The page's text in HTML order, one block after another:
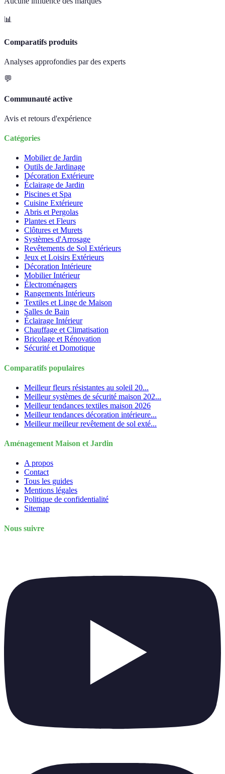
📊
Comparatifs produits
Analyses approfondies par des experts
💬
Communauté active
Avis et retours d'expérience
Catégories
Mobilier de Jardin
Outils de Jardinage
Décoration Extérieure
Éclairage de Jardin
Piscines et Spa
Cuisine Extérieure
Abris et Pergolas
Plantes et Fleurs
Clôtures et Murets
Systèmes d'Arrosage
Revêtements de Sol Extérieurs
Jeux et Loisirs Extérieurs
Décoration Intérieure
Mobilier Intérieur
Électroménagers
Rangements Intérieurs
Textiles et Linge de Maison
Salles de Bain
Éclairage Intérieur
Chauffage et Climatisation
Bricolage et Rénovation
Sécurité et Domotique
Comparatifs populaires
Meilleur fleurs résistantes au soleil 20...
Meilleur systèmes de sécurité maison 202...
Meilleur tendances textiles maison 2026
Meilleur tendances décoration intérieure...
Meilleur meilleur revêtement de sol exté...
Aménagement Maison et Jardin
A propos
Contact
Tous les guides
Mentions légales
Politique de confidentialité
Sitemap
Nous suivre